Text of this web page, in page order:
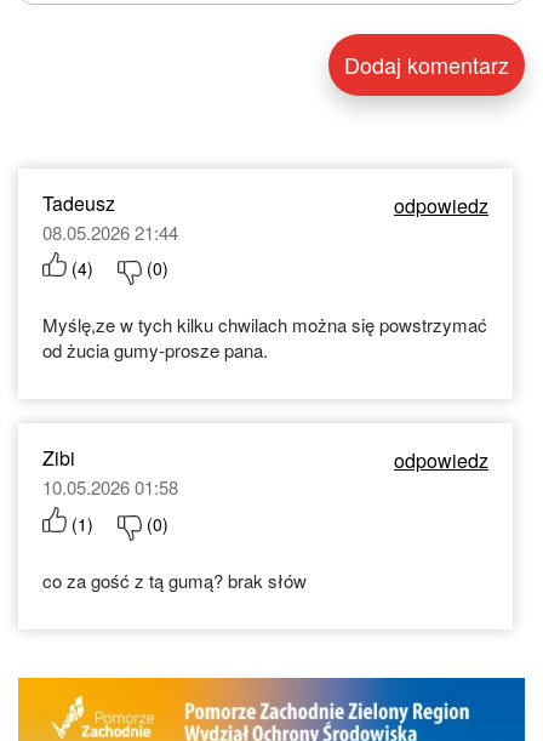
Tadeusz odpowiedz
08.05.2026 21:44
(4) (0)
Myślę,ze w tych kilku chwilach można się powstrzymać
od żucia gumy-prosze pana.
Zibi odpowiedz
10.05.2026 01:58
(1) (0)
co za gość z tą gumą? brak słów